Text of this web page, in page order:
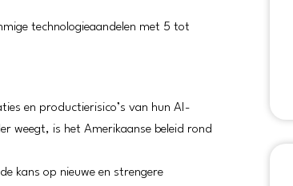
technologieaandelen met 5 tot
en productierisico’s van hun AI-
weegt, is het Amerikaanse beleid rond
kans op nieuwe en strengere